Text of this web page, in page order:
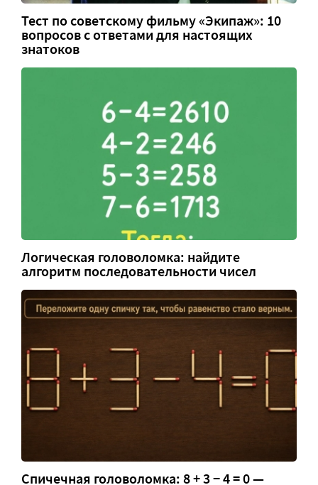
Тест по советскому фильму «Экипаж»: 10
вопросов с ответами для настоящих
знатоков
Логическая головоломка: найдите
алгоритм последовательности чисел
Спичечная головоломка: 8 + 3 − 4 = 0 —